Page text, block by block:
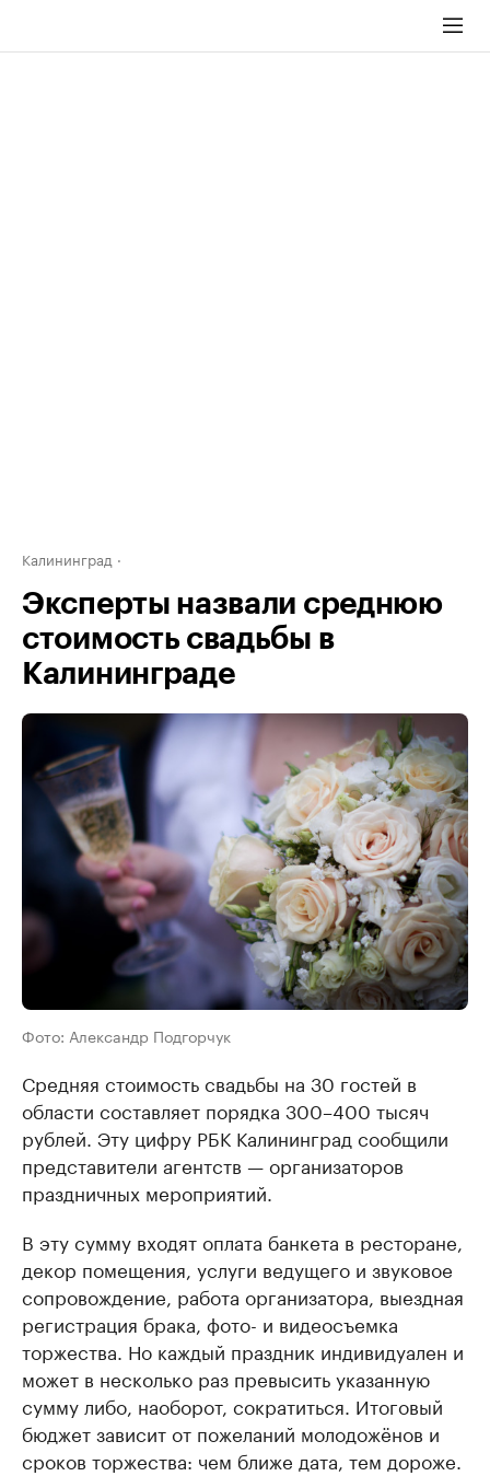
Калининград
Эксперты назвали среднюю
стоимость свадьбы в
Калининграде
Фото: Александр Подгорчук
Средняя стоимость свадьбы на 30 гостей в
области составляет порядка 300–400 тысяч
рублей. Эту цифру РБК Калининград сообщили
представители агентств — организаторов
праздничных мероприятий.
В эту сумму входят оплата банкета в ресторане,
декор помещения, услуги ведущего и звуковое
сопровождение, работа организатора, выездная
регистрация брака, фото- и видеосъемка
торжества. Но каждый праздник индивидуален и
может в несколько раз превысить указанную
сумму либо, наоборот, сократиться. Итоговый
бюджет зависит от пожеланий молодожёнов и
сроков торжества: чем ближе дата, тем дороже.